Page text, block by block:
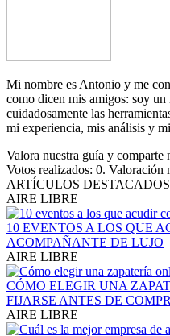
Mi nombre es Antonio y me
como dicen mis amigos: soy
cuidadosamente las
mi experiencia, mis análisis y
Valora nuestra guía y comparte
Votos realizados: 0. Valoración
ARTÍCULOS DESTACADOS
AIRE LIBRE
10 EVENTOS A LOS QUE
ACOMPAÑANTE DE LUJO
AIRE LIBRE
CÓMO ELEGIR UNA
FIJARSE ANTES DE
AIRE LIBRE